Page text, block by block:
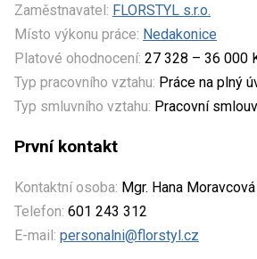
Zaměstnavatel: FLORSTYL s.r.o.
Místo výkonu práce: Nedakonice
Platové ohodnocení: 27 328 – 36 000
Typ pracovního vztahu: Práce na plný
Typ smluvního vztahu: Pracovní
První kontakt
Kontaktní osoba: Mgr. Hana Moravcová
Telefon: 601 243 312
E-mail: personalni@florstyl.cz